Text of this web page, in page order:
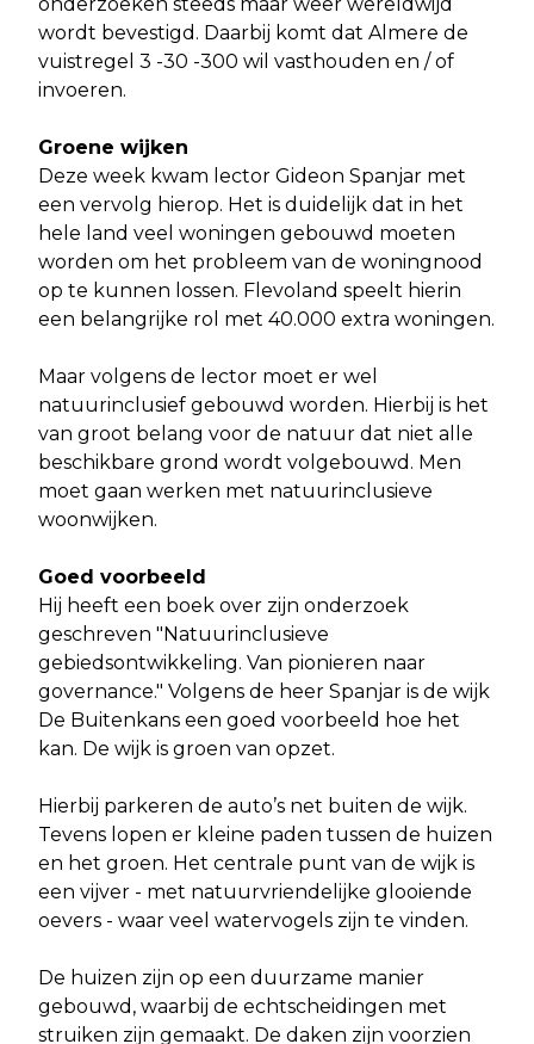
wordt bevestigd. Daarbij komt dat Almere de
vuistregel 3 -30 -300 wil vasthouden en / of
invoeren.
Groene wijken
Deze week kwam lector Gideon Spanjar met
een vervolg hierop. Het is duidelijk dat in het
hele land veel woningen gebouwd moeten
worden om het probleem van de woningnood
op te kunnen lossen. Flevoland speelt hierin
een belangrijke rol met 40.000 extra woningen.
Maar volgens de lector moet er wel
natuurinclusief gebouwd worden. Hierbij is het
van groot belang voor de natuur dat niet alle
beschikbare grond wordt volgebouwd. Men
moet gaan werken met natuurinclusieve
woonwijken.
Goed voorbeeld
Hij heeft een boek over zijn onderzoek
geschreven "Natuurinclusieve
gebiedsontwikkeling. Van pionieren naar
governance." Volgens de heer Spanjar is de wijk
De Buitenkans een goed voorbeeld hoe het
kan. De wijk is groen van opzet.
Hierbij parkeren de auto’s net buiten de wijk.
Tevens lopen er kleine paden tussen de huizen
en het groen. Het centrale punt van de wijk is
een vijver - met natuurvriendelijke glooiende
oevers - waar veel watervogels zijn te vinden.
De huizen zijn op een duurzame manier
gebouwd, waarbij de echtscheidingen met
struiken zijn gemaakt. De daken zijn voorzien